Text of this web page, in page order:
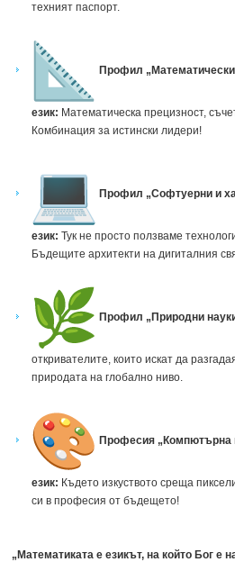
техният паспорт.
Профил
език: Математическа прецизност,
Комбинация за истински лидери!
Профил „Софтуерни и
език: Тук не просто ползваме
Бъдещите архитекти на дигиталния
Профил „Природни
откривателите, които искат да
природата на глобално ниво.
Професия „Компютърна
език: Където изкуството среща
си в професия от бъдещето!
„ Математиката е езикът, на който Бог е